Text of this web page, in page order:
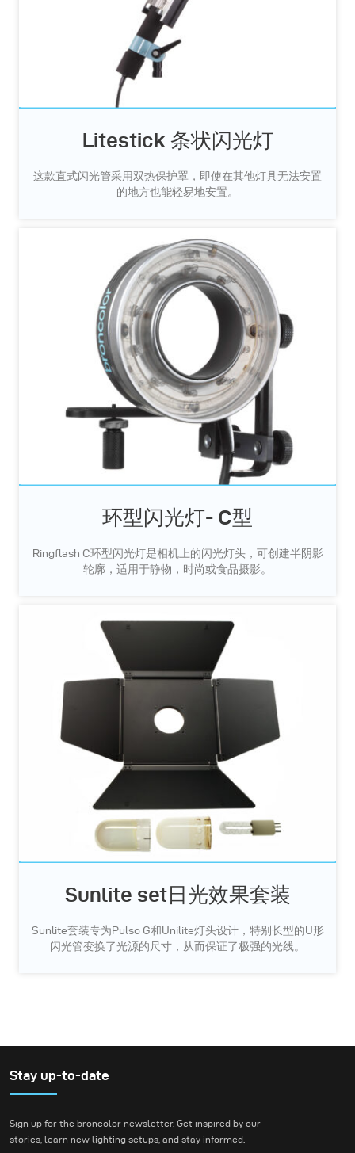
Litestick 条状闪光灯
这款直式闪光管采用双热保护罩，即使在其他灯具无法安置
的地方也能轻易地安置。
环型闪光灯- C型
Ringflash C环型闪光灯是相机上的闪光灯头，可创建半阴影
轮廓，适用于静物，时尚或食品摄影。
Sunlite set日光效果套装
Sunlite套装专为Pulso G和Unilite灯头设计，特别长型的U形
闪光管变换了光源的尺寸，从而保证了极强的光线。
Stay up-to-date
Sign up for the broncolor newsletter. Get inspired by our
stories, learn new lighting setups, and stay informed.